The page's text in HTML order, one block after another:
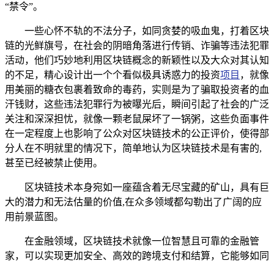
“禁令”。
一些心怀不轨的不法分子，如同贪婪的吸血鬼，打着区块
链的光鲜旗号，在社会的阴暗角落进行传销、诈骗等违法犯罪
活动，他们巧妙地利用区块链概念的新颖性以及大众对其认知
的不足，精心设计出一个个看似极具诱惑力的投资项目 ，就像
用美丽的糖衣包裹着致命的毒药，实则是为了骗取投资者的血
汗钱财，这些违法犯罪行为被曝光后，瞬间引起了社会的广泛
关注和深深担忧，就像一颗老鼠屎坏了一锅粥，这些负面事件
在一定程度上也影响了公众对区块链技术的公正评价，使得部
分人在不明就里的情况下，简单地认为区块链技术是有害的,
甚至已经被禁止使用。
区块链技术本身宛如一座蕴含着无尽宝藏的矿山，具有巨
大的潜力和无法估量的价值,在众多领域都勾勒出了广阔的应
用前景蓝图。
在金融领域，区块链技术就像一位智慧且可靠的金融管
家，可以实现更加安全、高效的跨境支付和结算，它能够如同